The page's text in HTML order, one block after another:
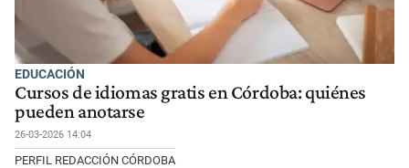
EDUCACIÓN
Cursos de idiomas gratis en Córdoba: quiénes
pueden anotarse
26-03-2026 14:04
PERFIL REDACCIÓN CÓRDOBA